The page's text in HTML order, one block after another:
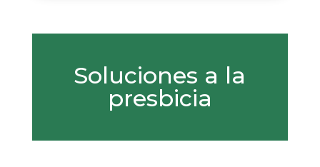
Soluciones a la
presbicia